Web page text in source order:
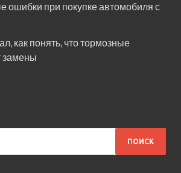
ошибки при покупке автомобиля с
как понять, что тормозные
замены